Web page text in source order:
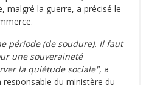
malgré la guerre, a précisé le
période (de soudure). Il faut
une souveraineté
la quiétude sociale", a
responsable du ministère du